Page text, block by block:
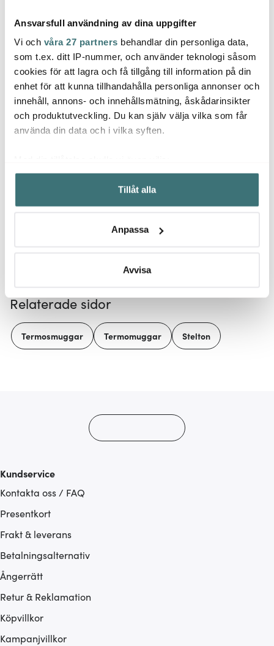
Ansvarsfull användning av dina uppgifter
Vi och våra 27 partners behandlar din personliga data,
som t.ex. ditt IP-nummer, och använder teknologi såsom
cookies för att lagra och få tillgång till information på din
enhet för att kunna tillhandahålla personliga annonser och
innehåll, annons- och innehållsmätning, åskådarinsikter
och produktutveckling. Du kan själv välja vilka som får
använda din data och i vilka syften.
Samla in information om din geografiska plats som
kan ha en noggrannhet på upp till flera meter
Identifiera din enhet genom att aktivt skanna den för
Ta reda på mer om hur dina personliga uppgifter
Du kan ändra eller dra tillbaka ditt samtycke när som
Vi använder cookies för att innehållet och annonserna
ska anpassas efter det som vi tror att du tycker om. Det
gör också att vi kan analysera vår trafik och göra
Tillåt alla
Anpassa
Avvisa
Stelton
To Go Click
termosmugg 20 cl Black
Metallic
279 kr 399 kr
Stelton
Pilastro Dricksglas 24 cl
6-pack
179 kr
Låt dig inspireras av våra kunder
Relaterade sidor
Termosmuggar Termomuggar Stelton
Kundservice
Kontakta oss / FAQ
Presentkort
Frakt & leverans
Betalningsalternativ
Ångerrätt
Retur & Reklamation
Köpvillkor
Kampanjvillkor